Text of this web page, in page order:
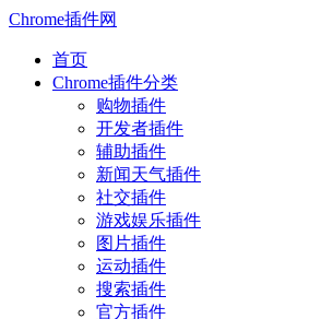
Chrome插件网
首页
Chrome插件分类
购物插件
开发者插件
辅助插件
新闻天气插件
社交插件
游戏娱乐插件
图片插件
运动插件
搜索插件
官方插件